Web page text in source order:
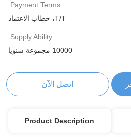
Payment Terms:
T/T، خطاب الاعتماد
Supply Ability:
10000 مجموعة سنويا
اتصل الآن
Product Description